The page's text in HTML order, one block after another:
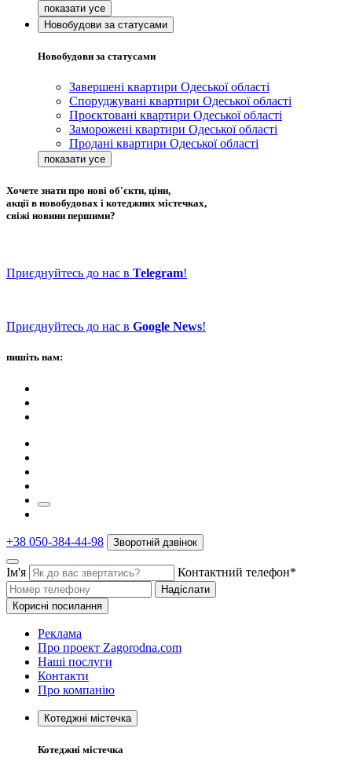
Новобудови за статусами
Новобудови за статусами
Завершені квартири Одеської області
Споруджувані квартири Одеської області
Проєктовані квартири Одеської області
Заморожені квартири Одеської області
Продані квартири Одеської області
Хочете знати про нові об'єкти, ціни,
акції в новобудовах і котеджних містечках,
свіжі новини першими?
Приєднуйтесь до нас в Telegram!
Приєднуйтесь до нас в Google News!
пишіть нам:
+38 050-384-44-98 Зворотній дзвінок
Ім'я Контактний телефон*
Надіслати
Корисні посилання
Реклама
Про проект Zagorodna.com
Наші послуги
Контакти
Про компанію
Котеджні містечка
Котеджні містечка